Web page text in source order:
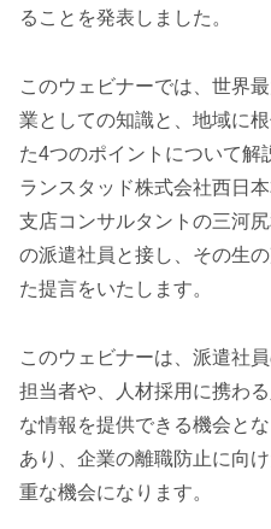
ることを発表しました。
このウェビナーでは、世界
業としての知識と、地域に
た4つのポイントについて解
ランスタッド株式会社西日
支店コンサルタントの三河
の派遣社員と接し、その生
た提言をいたします。
このウェビナーは、派遣社
担当者や、人材採用に携わ
な情報を提供できる機会と
あり、企業の離職防止に向
重な機会になります。